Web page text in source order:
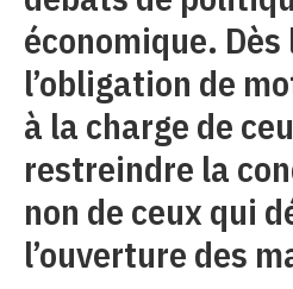
économique. Dès
l’obligation de
à la charge de
restreindre la
non de ceux qui
l’ouverture des